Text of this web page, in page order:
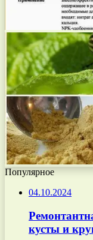
Популярное
04.10.2024
кусты и